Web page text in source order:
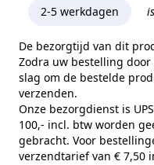
2-5 werkdagen
De bezorgtijd van dit
Zodra uw bestelling
slag om de bestelde
verzenden.
Onze bezorgdienst is
100,- incl. btw worden
gebracht. Voor
verzendtarief van € 7,50